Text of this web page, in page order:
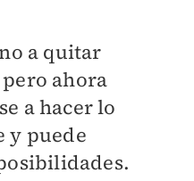
a quitar
ahora
a hacer lo
y puede